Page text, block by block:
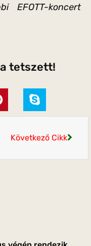
EFOTT-koncert
tetszett!
Következő Cikk